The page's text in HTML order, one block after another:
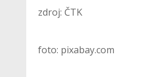
zdroj: ČTK
foto: pixabay.com